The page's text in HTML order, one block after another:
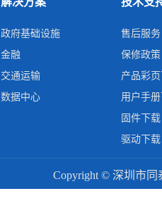
政府基础设施
金融
交通运输
数据中心
售后服务
保修政策
产品彩
用户手
固件下载
驱动下载
Copyright © 深圳市同